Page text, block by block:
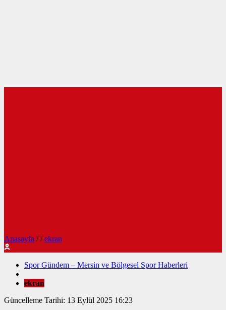
Anasayfa / / ekran
Spor Gündem – Mersin ve Bölgesel Spor Haberleri
ekran
Güncelleme Tarihi: 13 Eylül 2025 16:23